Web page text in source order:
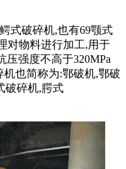
式破碎机,也有69颚式
对物料进行加工,用于
压强度不高于320MPa
也简称为:鄂破机,鄂破
破碎机,腭式